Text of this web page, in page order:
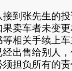
张先生的投
卖车者未变
相关手续上
出售给别人
担负所有的